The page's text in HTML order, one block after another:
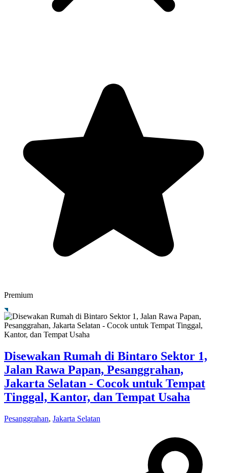
Premium
Disewakan Rumah di Bintaro Sektor 1,
Jalan Rawa Papan, Pesanggrahan,
Jakarta Selatan - Cocok untuk Tempat
Tinggal, Kantor, dan Tempat Usaha
Pesanggrahan, Jakarta Selatan